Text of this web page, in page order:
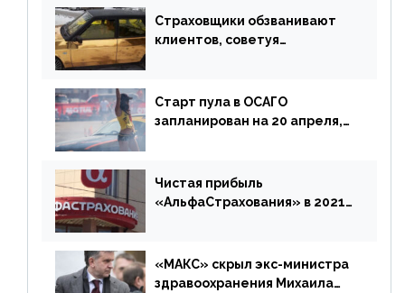
Страховщики обзванивают
клиентов, советуя
Старт пула в ОСАГО
запланирован на 20 апреля,
дублировать [дополнено]
Чистая прибыль
«АльфаСтрахования» в 2021
«МАКС» скрыл экс-министра
здравоохранения Михаила